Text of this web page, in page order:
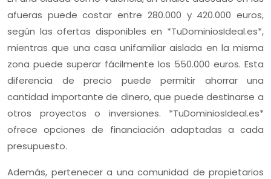
afueras puede costar entre 280.000 y 420.000 euros,
según las ofertas disponibles en *TuDominiosIdeal.es*,
mientras que una casa unifamiliar aislada en la misma
zona puede superar fácilmente los 550.000 euros. Esta
diferencia de precio puede permitir ahorrar una
cantidad importante de dinero, que puede destinarse a
otros proyectos o inversiones. *TuDominiosIdeal.es*
ofrece opciones de financiación adaptadas a cada
presupuesto.
Además, pertenecer a una comunidad de propietarios